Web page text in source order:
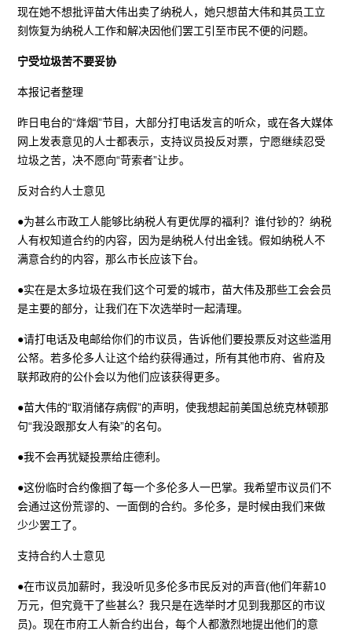
现在她不想批评苗大伟出卖了纳税人，她只想苗大伟和其员工立
刻恢复为纳税人工作和解决因他们罢工引至市民不便的问题。
宁受垃圾苦不要妥协
本报记者整理
昨日电台的“烽烟”节目，大部分打电话发言的听众，或在各大媒体
网上发表意见的人士都表示，支持议员投反对票，宁愿继续忍受
垃圾之苦，决不愿向“苛索者”让步。
反对合约人士意见
●为甚么市政工人能够比纳税人有更优厚的福利？谁付钞的？纳税
人有权知道合约的内容，因为是纳税人付出金钱。假如纳税人不
满意合约的内容，那么市长应该下台。
●实在是太多垃圾在我们这个可爱的城市，苗大伟及那些工会会员
是主要的部分，让我们在下次选举时一起清理。
●请打电话及电邮给你们的市议员，告诉他们要投票反对这些滥用
公帑。若多伦多人让这个给约获得通过，所有其他市府、省府及
联邦政府的公仆会以为他们应该获得更多。
●苗大伟的“取消储存病假”的声明，使我想起前美国总统克林顿那
句“我没跟那女人有染”的名句。
●我不会再犹疑投票给庄德利。
●这份临时合约像掴了每一个多伦多人一巴掌。我希望市议员们不
会通过这份荒谬的、一面倒的合约。多伦多，是时候由我们来做
少少罢工了。
支持合约人士意见
●在市议员加薪时，我没听见多伦多市民反对的声音(他们年薪10
万元，但究竟干了些甚么？我只是在选举时才见到我那区的市议
员)。现在市府工人新合约出台，每个人都激烈地提出他们的意